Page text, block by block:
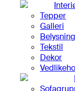
Tepper
Galleri
Belysning
Tekstil
Dekor